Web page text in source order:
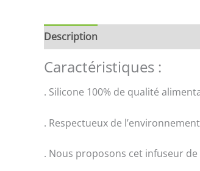
Description
Caractéristiques :
. Silicone 100% de qualité
. Respectueux de
. Nous proposons cet infuseur